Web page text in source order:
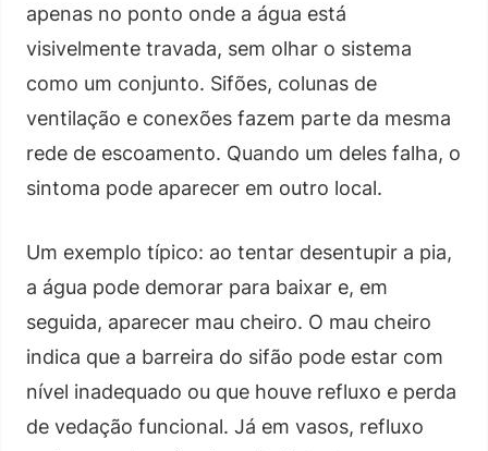
apenas no ponto onde a água está
visivelmente travada, sem olhar o sistema
como um conjunto. Sifões, colunas de
ventilação e conexões fazem parte da mesma
rede de escoamento. Quando um deles falha, o
sintoma pode aparecer em outro local.
Um exemplo típico: ao tentar desentupir a pia,
a água pode demorar para baixar e, em
seguida, aparecer mau cheiro. O mau cheiro
indica que a barreira do sifão pode estar com
nível inadequado ou que houve refluxo e perda
de vedação funcional. Já em vasos, refluxo